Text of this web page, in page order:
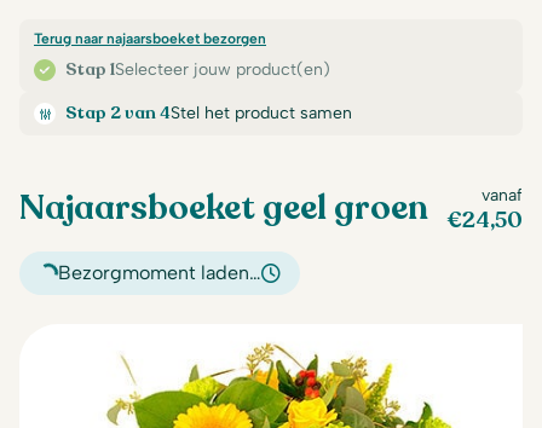
Stap 1Selecteer jouw product(en)
Terug naar najaarsboeket bezorgen
Stap 2 van 4Stel het product samen
Najaarsboeket geel groen vanaf
€24,50
Bezorgmoment laden…